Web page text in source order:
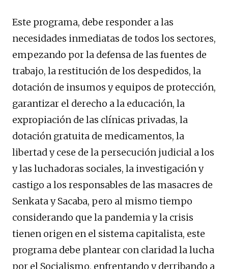
Este programa, debe responder a las
necesidades inmediatas de todos los sectores,
empezando por la defensa de las fuentes de
trabajo, la restitución de los despedidos, la
dotación de insumos y equipos de protección,
garantizar el derecho a la educación, la
expropiación de las clínicas privadas, la
dotación gratuita de medicamentos, la
libertad y cese de la persecución judicial a los
y las luchadoras sociales, la investigación y
castigo a los responsables de las masacres de
Senkata y Sacaba, pero al mismo tiempo
considerando que la pandemia y la crisis
tienen origen en el sistema capitalista, este
programa debe plantear con claridad la lucha
por el Socialismo, enfrentando y derribando a